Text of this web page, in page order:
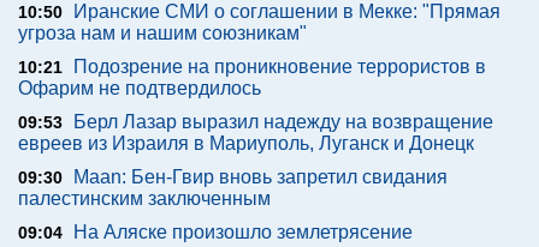
10:50
Иранские СМИ о соглашении в Мекке: "Прямая
угроза нам и нашим союзникам"
10:21
Подозрение на проникновение террористов в
Офарим не подтвердилось
09:53
Берл Лазар выразил надежду на возвращение
евреев из Израиля в Мариуполь, Луганск и Донецк
09:30
Maan: Бен-Гвир вновь запретил свидания
палестинским заключенным
09:04 На Аляске произошло землетрясение